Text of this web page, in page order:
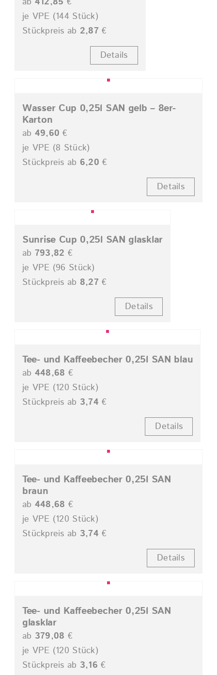
je VPE (144 Stück)
Stückpreis ab 2,87 €
Details
Wasser Cup 0,25l SAN gelb – 8er-
Karton
ab 49,60 €
je VPE (8 Stück)
Stückpreis ab 6,20 €
Details
Sunrise Cup 0,25l SAN glasklar
ab 793,82 €
je VPE (96 Stück)
Stückpreis ab 8,27 €
Details
Tee- und Kaffeebecher 0,25l SAN blau
ab 448,68 €
je VPE (120 Stück)
Stückpreis ab 3,74 €
Details
Tee- und Kaffeebecher 0,25l SAN
braun
ab 448,68 €
je VPE (120 Stück)
Stückpreis ab 3,74 €
Details
Tee- und Kaffeebecher 0,25l SAN
glasklar
ab 379,08 €
je VPE (120 Stück)
Stückpreis ab 3,16 €